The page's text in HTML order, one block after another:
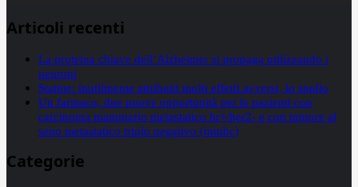
Articoli recenti
La proteina chiave dell’Alzheimer si propaga utilizzando i
neuroni
Statine: inutilmente attribuiti molti effetti avversi, lo studio
Un farmaco, due nuove opportunità per le pazienti con
carcinoma mammario metastatico hr+/her2- e con tumore al
seno metastatico triplo negativo (mtnbc)
Categorie